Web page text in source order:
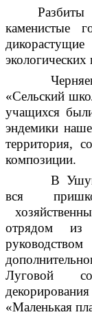
каменистые
«Сельский
учащихся
эндемики
территория,
композиции.
В
вся
отрядом
Луговой
«Маленькая